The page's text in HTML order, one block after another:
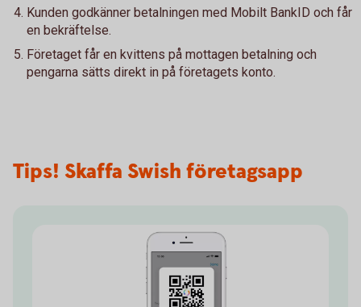
Kunden godkänner betalningen med Mobilt BankID och får
en bekräftelse.
Företaget får en kvittens på mottagen betalning och
pengarna sätts direkt in på företagets konto.
Tips! Skaffa Swish företagsapp